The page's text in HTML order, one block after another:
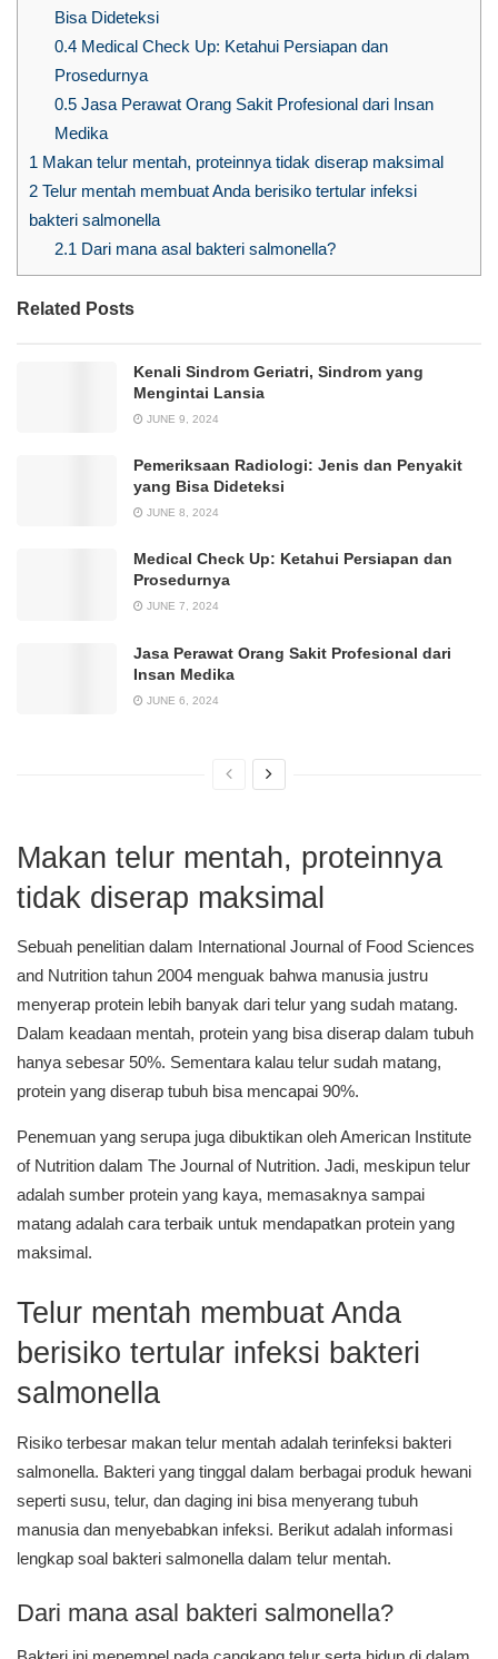
Bisa Dideteksi
0.4Medical Check Up: Ketahui Persiapan dan
Prosedurnya
0.5Jasa Perawat Orang Sakit Profesional dari Insan
Medika
1 Makan telur mentah, proteinnya tidak diserap maksimal
2 Telur mentah membuat Anda berisiko tertular infeksi
bakteri salmonella
2.1 Dari mana asal bakteri salmonella?
Related Posts
Kenali Sindrom Geriatri, Sindrom yang
Mengintai Lansia
JUNE 9, 2024
Pemeriksaan Radiologi: Jenis dan Penyakit
yang Bisa Dideteksi
JUNE 8, 2024
Medical Check Up: Ketahui Persiapan dan
Prosedurnya
JUNE 7, 2024
Jasa Perawat Orang Sakit Profesional dari
Insan Medika
JUNE 6, 2024
Makan telur mentah, proteinnya
tidak diserap maksimal
Sebuah penelitian dalam International Journal of Food Sciences
and Nutrition tahun 2004 menguak bahwa manusia justru
menyerap protein lebih banyak dari telur yang sudah matang.
Dalam keadaan mentah, protein yang bisa diserap dalam tubuh
hanya sebesar 50%. Sementara kalau telur sudah matang,
protein yang diserap tubuh bisa mencapai 90%.
Penemuan yang serupa juga dibuktikan oleh American Institute
of Nutrition dalam The Journal of Nutrition. Jadi, meskipun telur
adalah sumber protein yang kaya, memasaknya sampai
matang adalah cara terbaik untuk mendapatkan protein yang
maksimal.
Telur mentah membuat Anda
berisiko tertular infeksi bakteri
salmonella
Risiko terbesar makan telur mentah adalah terinfeksi bakteri
salmonella. Bakteri yang tinggal dalam berbagai produk hewani
seperti susu, telur, dan daging ini bisa menyerang tubuh
manusia dan menyebabkan infeksi. Berikut adalah informasi
lengkap soal bakteri salmonella dalam telur mentah.
Dari mana asal bakteri salmonella?